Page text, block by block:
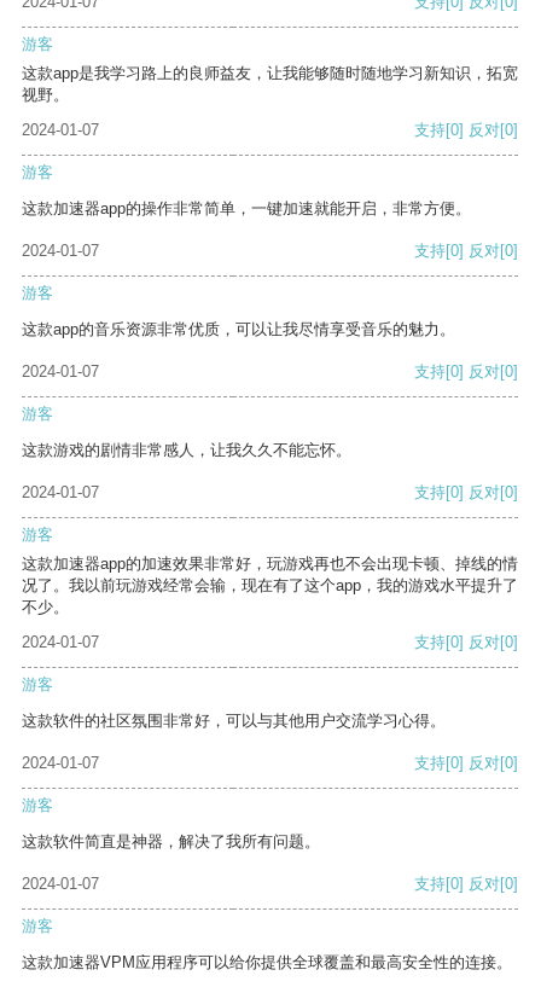
游客
这款app是我学习路上的良师益友，让我能够随时随地学习新知识，拓宽
视野。
2024-01-07
支持[0] 反对[0]
游客
这款加速器app的操作非常简单，一键加速就能开启，非常方便。
2024-01-07 支持[0] 反对[0]
游客
这款app的音乐资源非常优质，可以让我尽情享受音乐的魅力。
2024-01-07 支持[0] 反对[0]
游客
这款游戏的剧情非常感人，让我久久不能忘怀。
2024-01-07 支持[0] 反对[0]
游客
这款加速器app的加速效果非常好，玩游戏再也不会出现卡顿、掉线的情
况了。我以前玩游戏经常会输，现在有了这个app，我的游戏水平提升了
不少。
2024-01-07
支持[0] 反对[0]
游客
这款软件的社区氛围非常好，可以与其他用户交流学习心得。
2024-01-07 支持[0] 反对[0]
游客
这款软件简直是神器，解决了我所有问题。
2024-01-07 支持[0] 反对[0]
游客
这款加速器VPM应用程序可以给你提供全球覆盖和最高安全性的连接。